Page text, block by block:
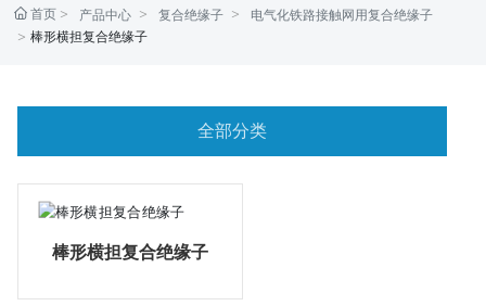
首页 产品中心 复合绝缘子
电气化铁路接触网用复合绝缘子
棒形横担复合绝缘子
全部分类
棒形横担复合绝缘子